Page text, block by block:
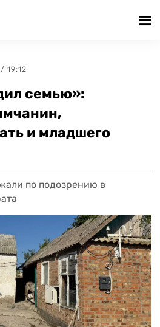
19:12
семью»:
и младшего
по подозрению в